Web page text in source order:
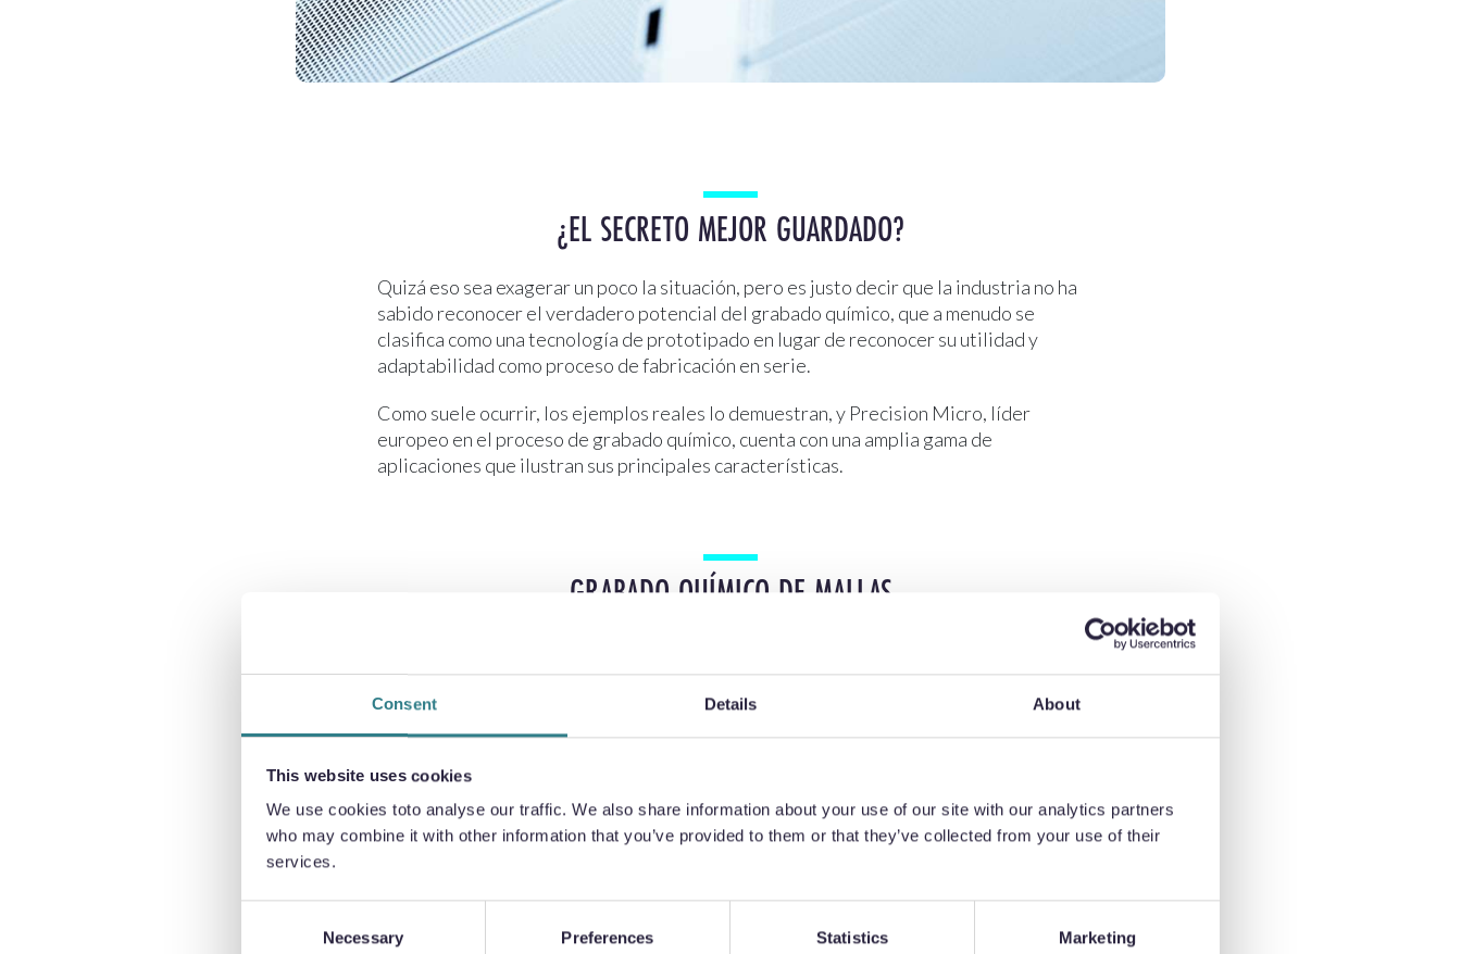
Consent Details About
This website uses cookies
We use cookies toto analyse our traffic. We also share information about your use of our site with our analytics partners
who may combine it with other information that you’ve provided to them or that they’ve collected from your use of their
services.
Necessary Preferences Statistics Marketing
¿EL SECRETO MEJOR GUARDADO?
Quizá eso sea exagerar un poco la situación, pero es justo decir que la industria no ha
sabido reconocer el verdadero potencial del grabado químico, que a menudo se
clasifica como una tecnología de prototipado en lugar de reconocer su utilidad y
adaptabilidad como proceso de fabricación en serie.
Como suele ocurrir, los ejemplos reales lo demuestran, y Precision Micro, líder
europeo en el proceso de grabado químico, cuenta con una amplia gama de
aplicaciones que ilustran sus principales características.
GRABADO QUÍMICO DE MALLAS
grabado químico presenta una serie de ventajas procesales.
Los plazos de entrega se reducen drásticamente, al igual que los costes adicionales,
ya que la configuración de las herramientas y las iteraciones (que suelen ser
necesarias) son rápidas y relativamente sencillas. Al tratarse de un proceso digital,
y el proceso dura unas pocas horas, en lugar de los días o semanas que se necesitarían